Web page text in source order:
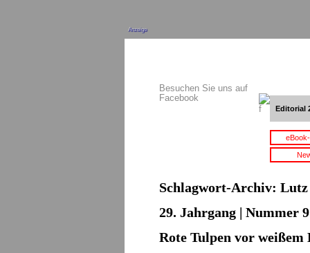
Anzeige
Besuchen Sie uns auf
Facebook
Editorial
Schlagwort-Archiv: Lutz
29. Jahrgang | Nummer
Rote Tulpen vor weißem